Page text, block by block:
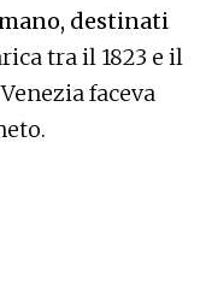
destinati
tra il 1823 e il
faceva